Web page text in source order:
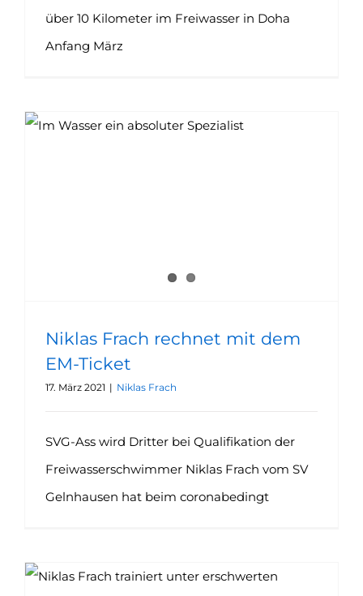
über 10 Kilometer im Freiwasser in Doha
Anfang März
Niklas Frach rechnet mit dem
EM-Ticket
17. März 2021 | Niklas Frach
SVG-Ass wird Dritter bei Qualifikation der
Freiwasserschwimmer Niklas Frach vom SV
Gelnhausen hat beim coronabedingt